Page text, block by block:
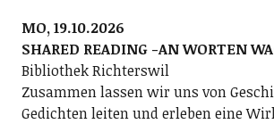
MO, 19.10.2026
SHARED READING -AN WORTEN
Bibliothek Richterswil
Zusammen lassen wir uns von
Gedichten leiten und erleben eine